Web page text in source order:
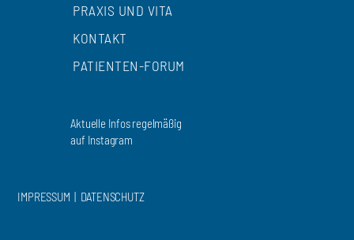
PRAXIS UND VITA
KONTAKT
PATIENTEN-FORUM
Aktuelle Infos regelmäßig
auf Instagram
IMPRESSUM | DATENSCHUTZ